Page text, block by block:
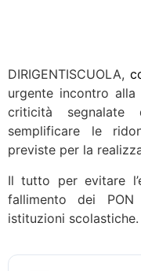
DIRIGENTISCUOLA,
urgente incontro
criticità segnalate
semplificare le
previste per la
Il tutto per evitare
fallimento dei
istituzioni scolastiche.